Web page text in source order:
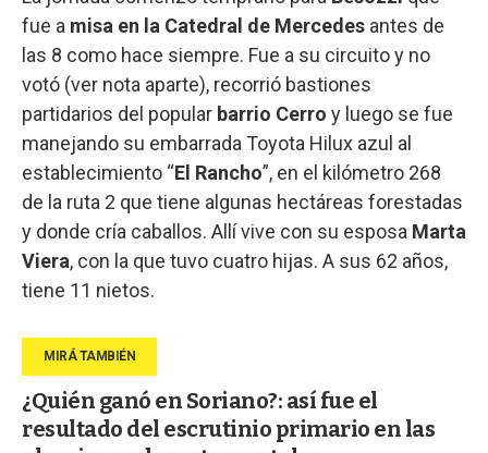
fue a misa en la Catedral de Mercedes antes de
las 8 como hace siempre. Fue a su circuito y no
votó (ver nota aparte), recorrió bastiones
partidarios del popular barrio Cerro y luego se fue
manejando su embarrada Toyota Hilux azul al
establecimiento “El Rancho”, en el kilómetro 268
de la ruta 2 que tiene algunas hectáreas forestadas
y donde cría caballos. Allí vive con su esposa Marta
Viera, con la que tuvo cuatro hijas. A sus 62 años,
tiene 11 nietos.
¿Quién ganó en Soriano?: así fue el
resultado del escrutinio primario en las